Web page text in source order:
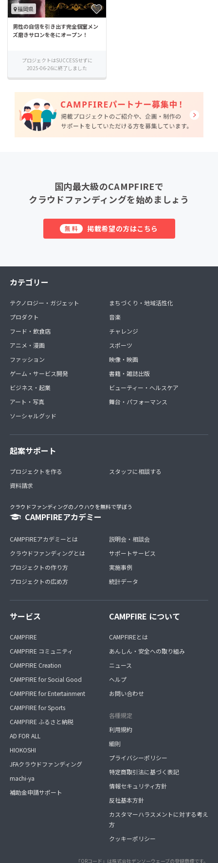
福岡県
男性の自信を引き出す完全個室メン
ズ磨きサロンを冬にオープン！
プロジェクトはSUCCESSせずに
2025-06-26に終了しました
国内最大級のCAMPFIREで
クラウドファンディングを始めましょう
無料 掲載希望の方はこちら
カテゴリー
テクノロジー・ガジェット
プロダクト
フード・飲食店
アニメ・漫画
ファッション
ゲーム・サービス開発
ビジネス・起業
アート・写真
ソーシャルグッド
まちづくり・地域活性化
音楽
チャレンジ
スポーツ
映像・映画
書籍・雑誌出版
ビューティー・ヘルスケア
舞台・パフォーマンス
起案サポート
プロジェクトを作る
資料請求
スタッフに相談する
クラウドファンディングのノウハウを無料で学ぼう
CAMPFIREアカデミー
CAMPFIREアカデミーとは
クラウドファンディングとは
プロジェクトの作り方
プロジェクトの広め方
説明会・相談会
サポートサービス
実施事例
統計データ
サービス
CAMPFIRE
CAMPFIRE コミュニティ
CAMPFIRE Creation
CAMPFIRE for Social Good
CAMPFIRE for Entertainment
CAMPFIRE for Sports
CAMPFIRE ふるさと納税
AD FOR ALL
HIOKOSHI
JFAクラウドファンディング
machi-ya
補助金申請サポート
CAMPFIRE について
CAMPFIREとは
あんしん・安全への取り組み
ニュース
ヘルプ
お問い合わせ
各種規定
利用規約
細則
プライバシーポリシー
特定商取引法に基づく表記
情報セキュリティ方針
反社基本方針
カスタマーハラスメントに対する考え
方
クッキーポリシー
「QRコード」は株式会社デンソーウェーブの登録商標です。